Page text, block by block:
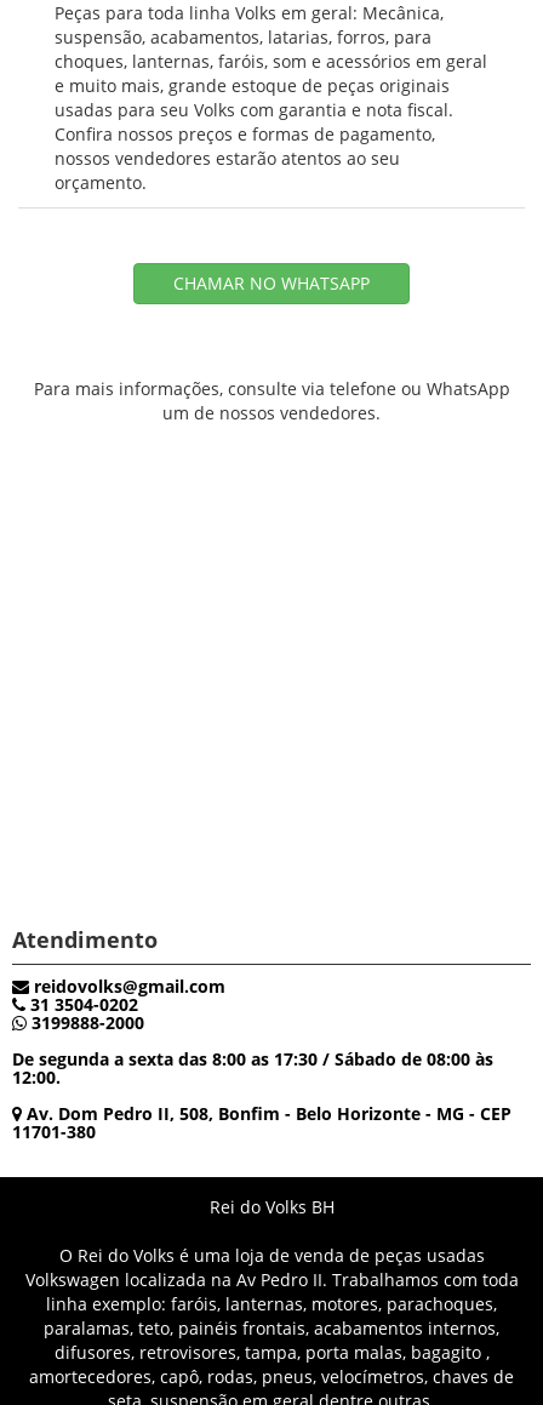
Peças para toda linha Volks em geral: Mecânica,
suspensão, acabamentos, latarias, forros, para
choques, lanternas, faróis, som e acessórios em geral
e muito mais, grande estoque de peças originais
usadas para seu Volks com garantia e nota fiscal.
Confira nossos preços e formas de pagamento,
nossos vendedores estarão atentos ao seu
orçamento.
CHAMAR NO WHATSAPP
Para mais informações, consulte via telefone ou WhatsApp
um de nossos vendedores.
Atendimento
reidovolks@gmail.com
31 3504-0202
3199888-2000
De segunda a sexta das 8:00 as 17:30 / Sábado de 08:00 às
12:00.
Av. Dom Pedro II, 508, Bonfim - Belo Horizonte - MG - CEP
11701-380
Rei do Volks BH
O Rei do Volks é uma loja de venda de peças usadas
Volkswagen localizada na Av Pedro II. Trabalhamos com toda
linha exemplo: faróis, lanternas, motores, parachoques,
paralamas, teto, painéis frontais, acabamentos internos,
difusores, retrovisores, tampa, porta malas, bagagito ,
amortecedores, capô, rodas, pneus, velocímetros, chaves de